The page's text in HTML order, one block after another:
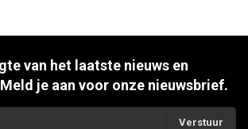
van het laatste nieuws en
je aan voor onze nieuwsbrief.
Verstuur